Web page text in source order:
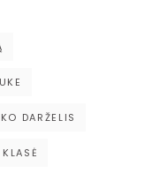
DARŽELIS